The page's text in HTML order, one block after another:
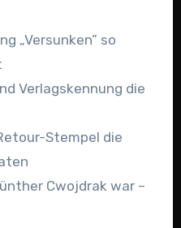
„Versunken” so
Verlagskennung die
Stempel die
Cwojdrak war –